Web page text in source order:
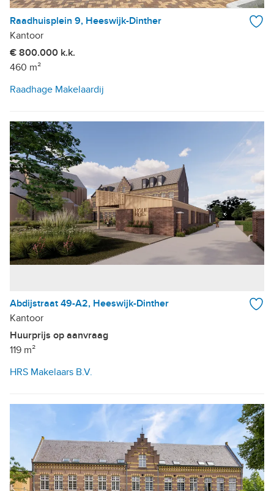
Raadhuisplein 9, Heeswijk-Dinther
Kantoor
€ 800.000 k.k.
460 m²
Raadhage Makelaardij
Abdijstraat 49-A2, Heeswijk-Dinther
Kantoor
Huurprijs op aanvraag
119 m²
HRS Makelaars B.V.